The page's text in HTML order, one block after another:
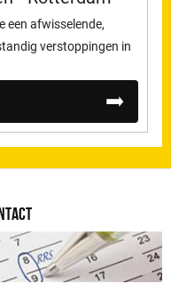
een afwisselende,
verstoppingen in